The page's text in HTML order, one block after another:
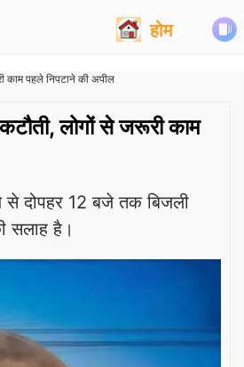
होम
काम पहले निपटाने की अपील
लोगों से जरूरी काम
दोपहर 12 बजे तक बिजली
सलाह है।